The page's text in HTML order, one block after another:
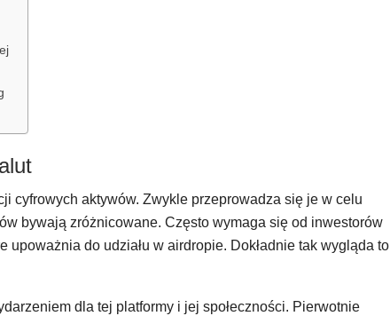
cyfrowych aktywów. Zwykle przeprowadza się je w celu
bywają zróżnicowane. Często wymaga się od inwestorów
do udziału w airdropie. Dokładnie tak wygląda to
dla tej platformy i jej społeczności. Pierwotnie